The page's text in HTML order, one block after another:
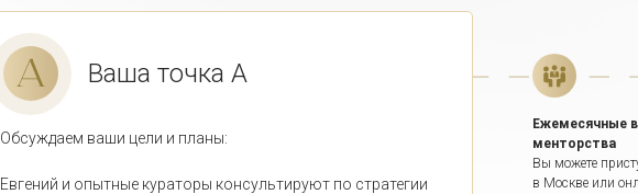
Обсуждаем ваши цели и планы:
Евгений и опытные кураторы консультируют по стратегии
Ваша точка А
Ежемесячные
менторства
Вы можете
в Москве или